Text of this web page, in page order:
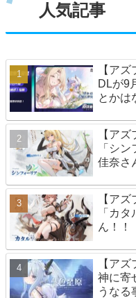
人気記事
【ア
DLが9
とかは
【ア
「シ
佳奈さ
【ア
「カ
ん！！
【ア
神に寄
うなる